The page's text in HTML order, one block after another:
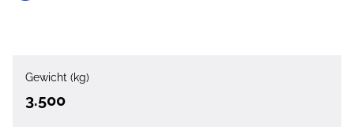
Gewicht (kg)
3.500